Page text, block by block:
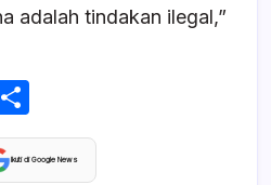
adalah tindakan ilegal,”
h
ar
Ikuti di Google News